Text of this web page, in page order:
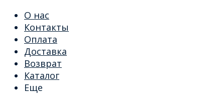
О нас
Контакты
Оплата
Доставка
Возврат
Каталог
Еще